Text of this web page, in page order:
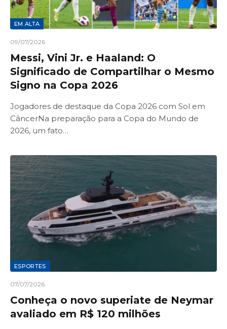
EM ALTA
09/07/2026
Messi, Vini Jr. e Haaland: O
Significado de Compartilhar o Mesmo
Signo na Copa 2026
Jogadores de destaque da Copa 2026 com Sol em
CâncerNa preparação para a Copa do Mundo de
2026, um fato…
ESPORTES
07/07/2026
Conheça o novo superiate de Neymar
avaliado em R$ 120 milhões